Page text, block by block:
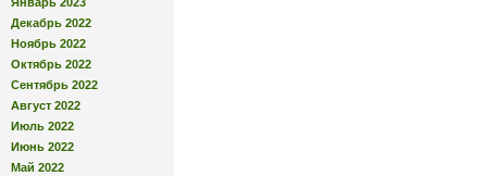
Декабрь 2022
Ноябрь 2022
Октябрь 2022
Сентябрь 2022
Август 2022
Июль 2022
Июнь 2022
Май 2022